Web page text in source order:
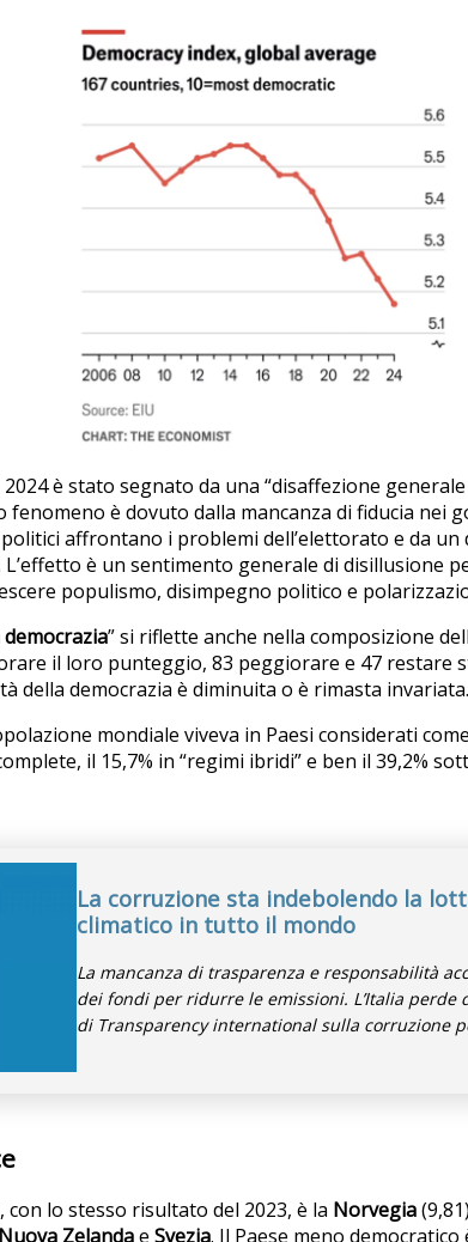
è stato segnato da una “disaffezione
è dovuto dalla mancanza di fiducia nei
affrontano i problemi dell’elettorato e da un
è un sentimento generale di disillusione
populismo, disimpegno politico e
” si riflette anche nella composizione
il loro punteggio, 83 peggiorare e 47 restare
della democrazia è diminuita o è rimasta invariata.
mondiale viveva in Paesi considerati
il 15,7% in “regimi ibridi” e ben il 39,2%
La corruzione sta indebolendo la
climatico in tutto il mondo
La mancanza di trasparenza e responsabilità
dei fondi per ridurre le emissioni. L’Italia perde
di Transparency international sulla corruzione
con lo stesso risultato del 2023, è la Norvegia
Nuova Zelandae Svezia. Il Paese meno democratico